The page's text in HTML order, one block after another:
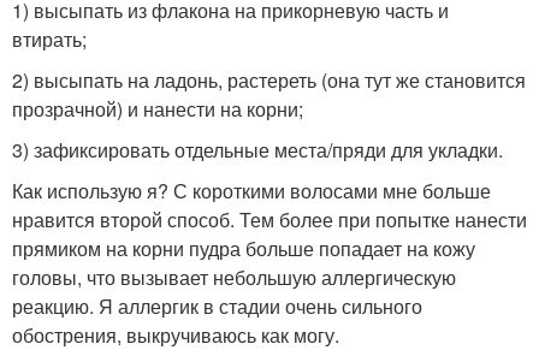
1) высыпать из флакона на прикорневую часть и
втирать;
2) высыпать на ладонь, растереть (она тут же становится
прозрачной) и нанести на корни;
3) зафиксировать отдельные места/пряди для укладки.
Как использую я? С короткими волосами мне больше
нравится второй способ. Тем более при попытке нанести
прямиком на корни пудра больше попадает на кожу
головы, что вызывает небольшую аллергическую
реакцию. Я аллергик в стадии очень сильного
обострения, выкручиваюсь как могу.